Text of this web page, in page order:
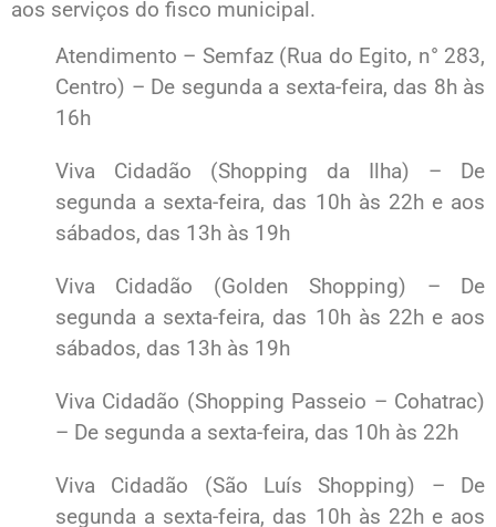
aos serviços do fisco municipal.
Atendimento – Semfaz (Rua do Egito, n° 283,
Centro) – De segunda a sexta-feira, das 8h às
16h
Viva Cidadão (Shopping da Ilha) – De
segunda a sexta-feira, das 10h às 22h e aos
sábados, das 13h às 19h
Viva Cidadão (Golden Shopping) – De
segunda a sexta-feira, das 10h às 22h e aos
sábados, das 13h às 19h
Viva Cidadão (Shopping Passeio – Cohatrac)
– De segunda a sexta-feira, das 10h às 22h
Viva Cidadão (São Luís Shopping) – De
segunda a sexta-feira, das 10h às 22h e aos